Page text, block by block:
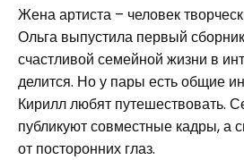
Жена артиста – человек
Ольга выпустила первый
счастливой семейной жизни в
делится. Но у пары есть общие
Кирилл любят путешествовать.
публикуют совместные кадры, а
от посторонних глаз.